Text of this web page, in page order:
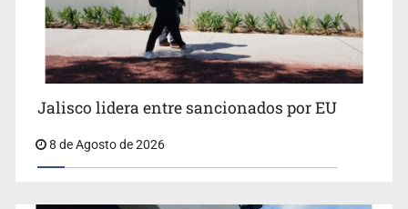
Jalisco lidera entre sancionados por EU
8 de Agosto de 2026